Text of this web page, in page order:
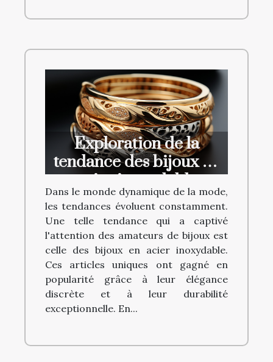
Exploration de la
tendance des bijoux en
acier inoxydable
Dans le monde dynamique de la mode,
les tendances évoluent constamment.
Une telle tendance qui a captivé
l'attention des amateurs de bijoux est
celle des bijoux en acier inoxydable.
Ces articles uniques ont gagné en
popularité grâce à leur élégance
discrète et à leur durabilité
exceptionnelle. En...